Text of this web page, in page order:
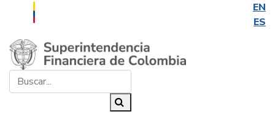
EN
ES
Saltar al contenido principal